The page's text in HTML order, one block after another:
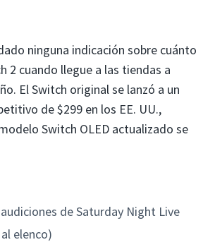
ninguna indicación sobre cuánto
2 cuando llegue a las tiendas a
El Switch original se lanzó a un
de $299 en los EE. UU.,
Switch OLED actualizado se
de Saturday Night Live
elenco)